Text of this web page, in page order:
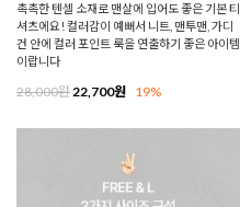
촉촉한 텐셀 소재로 맨살에 입어도 좋은 기본 티
셔츠에요! 컬러감이 예뻐서 니트, 맨투맨, 가디
건 안에 컬러 포인트 룩을 연출하기 좋은 아이템
이랍니다
28,000원22,700원 19%